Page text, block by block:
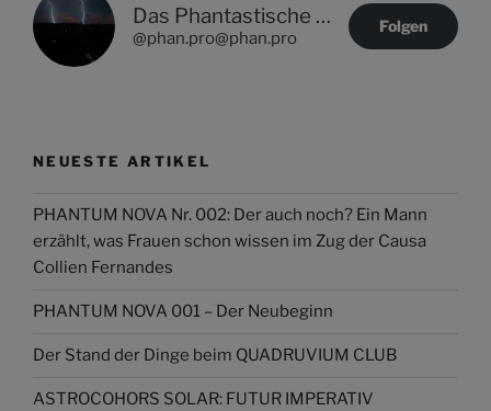
Das Phantastische Projekt - PHAN.PRO
@phan.pro@phan.pro
Folgen
NEUESTE ARTIKEL
PHANTUM NOVA Nr. 002: Der auch noch? Ein Mann
erzählt, was Frauen schon wissen im Zug der Causa
Collien Fernandes
PHANTUM NOVA 001 – Der Neubeginn
Der Stand der Dinge beim QUADRUVIUM CLUB
ASTROCOHORS SOLAR: FUTUR IMPERATIV